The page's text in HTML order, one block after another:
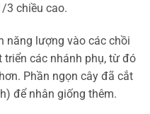
3 chiều cao.
năng lượng vào các chồi
các nhánh phụ, từ đó
Phần ngọn cây đã cắt
để nhân giống thêm.